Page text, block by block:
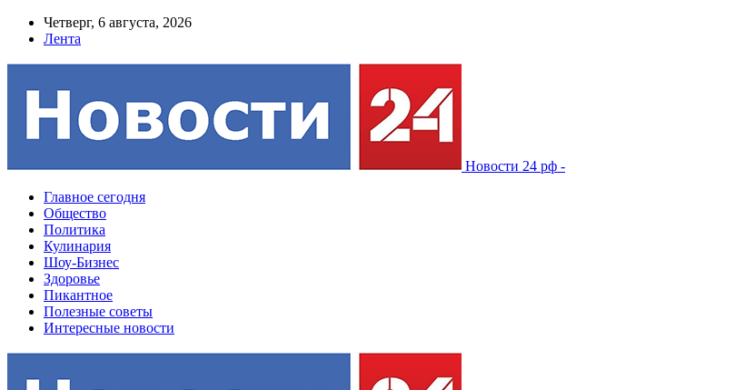
Четверг, 6 августа, 2026
Лента
Новости 24 рф -
Главное сегодня
Общество
Политика
Кулинария
Шоу-Бизнес
Здоровье
Пикантное
Полезные советы
Интересные новости